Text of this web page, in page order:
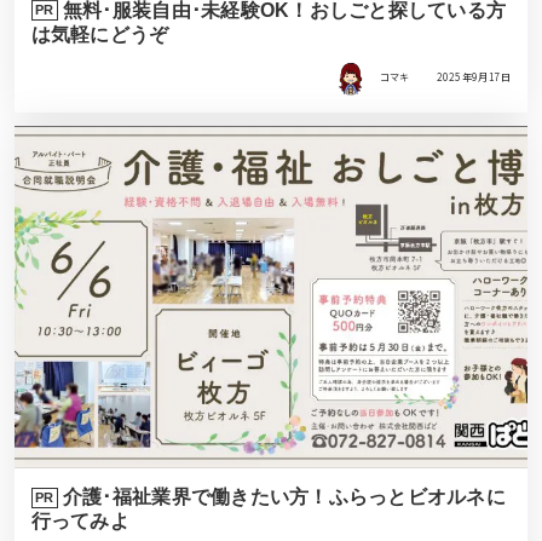
PR
無料･服装自由･未経験OK！おしごと探している方
は気軽にどうぞ
コマキ 2025年9月17日
PR
介護･福祉業界で働きたい方！ふらっとビオルネに
行ってみよ